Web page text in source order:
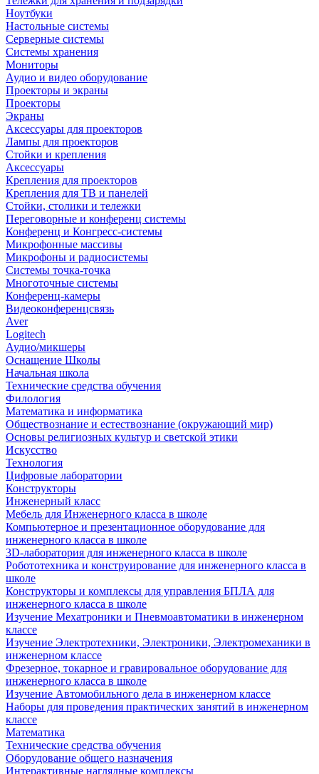
Ноутбуки
Настольные системы
Серверные системы
Системы хранения
Мониторы
Аудио и видео оборудование
Проекторы и экраны
Проекторы
Экраны
Аксессуары для проекторов
Лампы для проекторов
Стойки и крепления
Аксессуары
Крепления для проекторов
Крепления для ТВ и панелей
Стойки, столики и тележки
Переговорные и конференц системы
Конференц и Конгресс-системы
Микрофонные массивы
Микрофоны и радиосистемы
Системы точка-точка
Многоточные системы
Конференц-камеры
Видеоконференцсвязь
Aver
Logitech
Аудио/микшеры
Оснащение Школы
Начальная школа
Технические средства обучения
Филология
Математика и информатика
Обществознание и естествознание (окружающий мир)
Основы религиозных культур и светской этики
Искусство
Технология
Цифровые лаборатории
Конструкторы
Инженерный класс
Мебель для Инженерного класса в школе
Компьютерное и презентационное оборудование для
инженерного класса в школе
3D-лаборатория для инженерного класса в школе
Робототехника и конструирование для инженерного класса в
школе
Конструкторы и комплексы для управления БПЛА для
инженерного класса в школе
Изучение Мехатроники и Пневмоавтоматики в инженерном
классе
Изучение Электротехники, Электроники, Электромеханики в
инженерном классе
Фрезерное, токарное и гравировальное оборудование для
инженерного класса в школе
Изучение Автомобильного дела в инженерном классе
Наборы для проведения практических занятий в инженерном
классе
Математика
Технические средства обучения
Оборудование общего назначения
Интерактивные наглядные комплексы